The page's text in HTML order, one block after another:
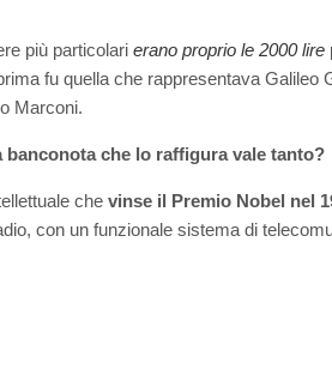
più particolari erano proprio le 2000 lire
fu quella che rappresentava Galileo
Marconi.
banconota che lo raffigura vale tanto?
che vinse il Premio Nobel nel
con un funzionale sistema di